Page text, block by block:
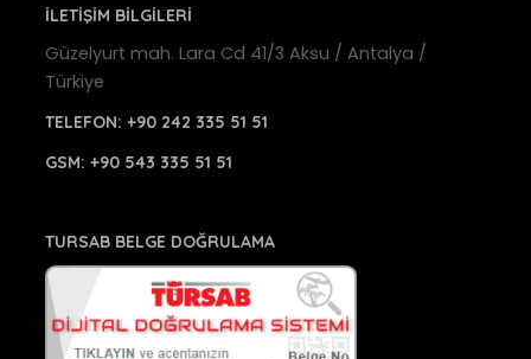
İLETİŞİM BİLGİLERİ
Güzelyurt mah. Lara Cd 41/3 Aksu / Antalya /
Türkiye
TELEFON: +90 242 335 51 51
GSM: +90 543 335 51 51
TURSAB BELGE DOĞRULAMA